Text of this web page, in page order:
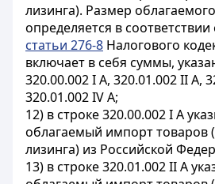
лизинга). Размер
определяется в
статьи 276-8 Налогового
включает в себя суммы,
320.00.002 I А, 320.01.002 II А,
320.01.002 IV А;
12) в строке 320.00.002 I А
облагаемый импорт товаров
лизинга) из Российской
13) в строке 320.01.002 II А